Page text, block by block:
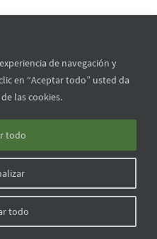
de navegación y
en “Aceptar todo” usted da
las cookies.
todo
todo
SOMOS
EN LOS MEDIOS
a la Asociación Uruguaya de